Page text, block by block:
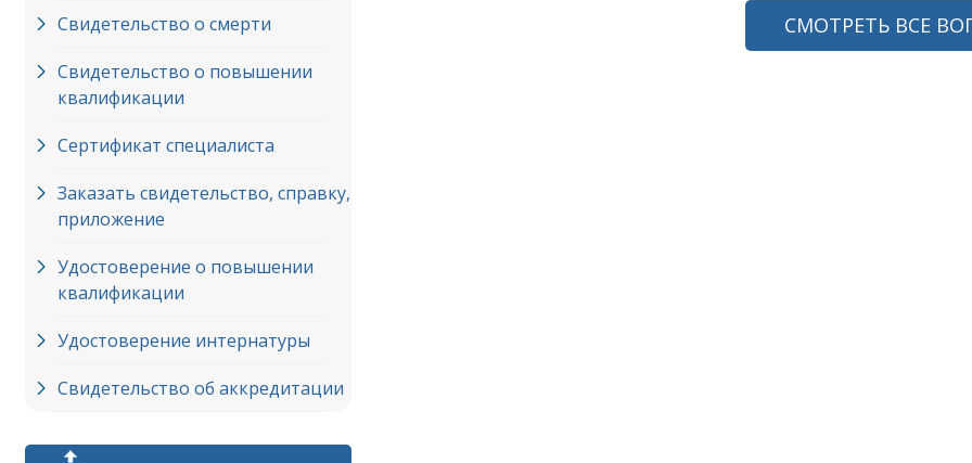
Свидетельство о смерти
Свидетельство о повышении
квалификации
Сертификат специалиста
Заказать свидетельство, справку,
приложение
Удостоверение о повышении
квалификации
Удостоверение интернатуры
Свидетельство об аккредитации
СМОТРЕТЬ ВСЕ